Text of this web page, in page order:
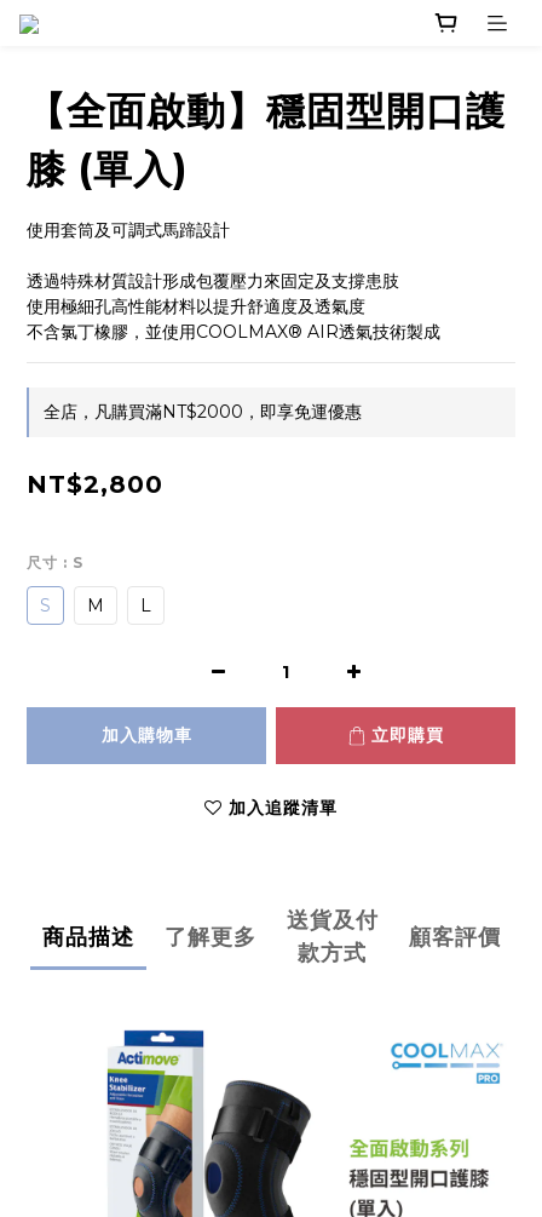
【全面啟動】穩固型開口護
膝 (單入)
使用套筒及可調式馬蹄設計
透過特殊材質設計形成包覆壓力來固定及支撐患肢
使用極細孔高性能材料以提升舒適度及透氣度
不含氯丁橡膠，並使用COOLMAX® AIR透氣技術製成
全店，凡購買滿NT$2000，即享免運優惠
NT$2,800
尺寸 : S
S M L
加入購物車 立即購買
加入追蹤清單
商品描述 了解更多
送貨及付
款方式
顧客評價